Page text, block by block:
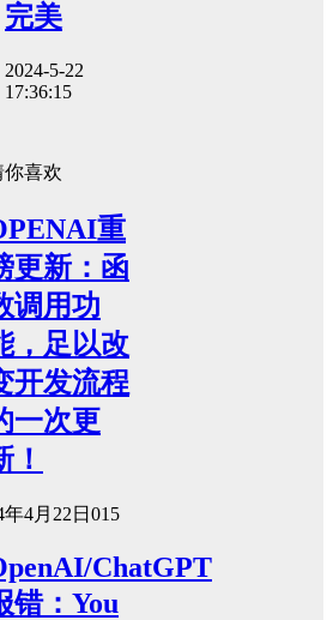
完美
2024-5-22
17:36:15
你喜欢
重
更新：函
调用功
，足以改
开发流程
一次更
！
年4月22日 015
ChatGPT
错：You